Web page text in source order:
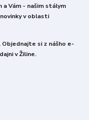
Vám - našim stálym
v oblasti
si z nášho e-
v Žiline.